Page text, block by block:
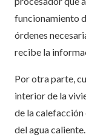
funcionamiento
órdenes
recibe la
Por otra parte,
interior de la
de la
del agua